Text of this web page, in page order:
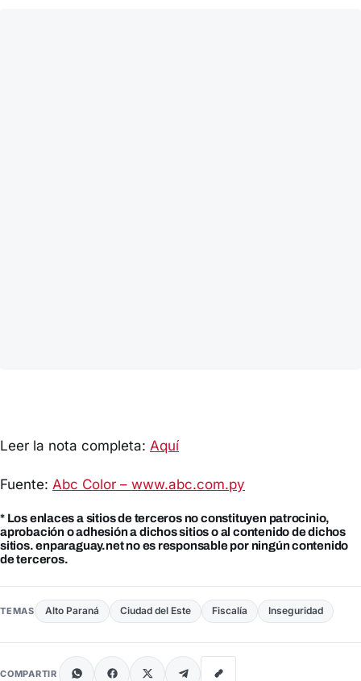
Leer la nota completa: Aquí
Fuente: Abc Color – www.abc.com.py
* Los enlaces a sitios de terceros no constituyen patrocinio,
aprobación o adhesión a dichos sitios o al contenido de dichos
sitios. enparaguay.net no es responsable por ningún contenido
de terceros.
TEMAS Alto Paraná Ciudad del Este Fiscalía Inseguridad
COMPARTIR